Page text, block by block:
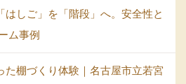
はしご」を「階段」へ。安全性と
ム事例
た棚づくり体験｜名古屋市立若宮